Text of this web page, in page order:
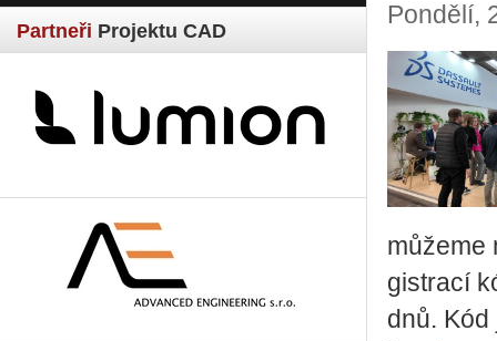
Partneři Projektu CAD
Pondělí,
mů­že­me
gis­tra­cí
dnů.